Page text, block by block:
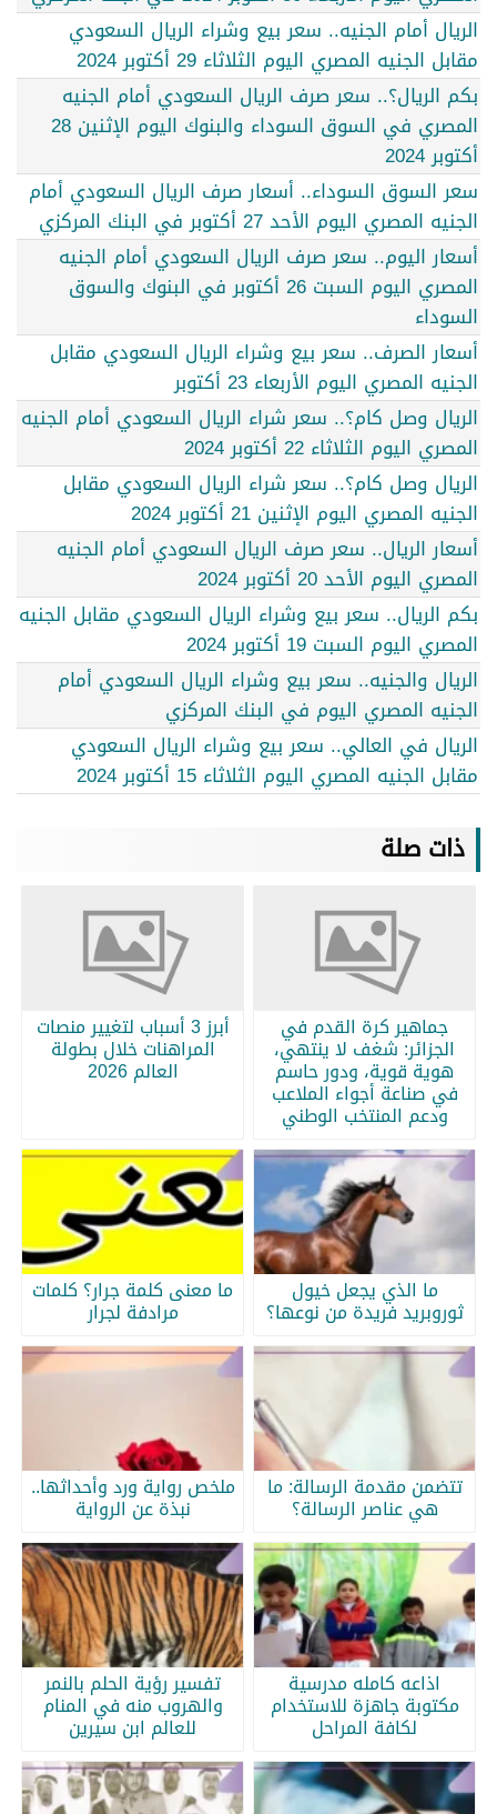
الريال أمام الجنيه.. سعر بيع وشراء الريال السعودي
مقابل الجنيه المصري اليوم الثلاثاء 29 أكتوبر 2024
بكم الريال؟.. سعر صرف الريال السعودي أمام الجنيه
المصري في السوق السوداء والبنوك اليوم الإثنين 28
أكتوبر 2024
سعر السوق السوداء.. أسعار صرف الريال السعودي أمام
الجنيه المصري اليوم الأحد 27 أكتوبر في البنك المركزي
أسعار اليوم.. سعر صرف الريال السعودي أمام الجنيه
المصري اليوم السبت 26 أكتوبر في البنوك والسوق
السوداء
أسعار الصرف.. سعر بيع وشراء الريال السعودي مقابل
الجنيه المصري اليوم الأربعاء 23 أكتوبر
الريال وصل كام؟.. سعر شراء الريال السعودي أمام الجنيه
المصري اليوم الثلاثاء 22 أكتوبر 2024
الريال وصل كام؟.. سعر شراء الريال السعودي مقابل
الجنيه المصري اليوم الإثنين 21 أكتوبر 2024
أسعار الريال.. سعر صرف الريال السعودي أمام الجنيه
المصري اليوم الأحد 20 أكتوبر 2024
بكم الريال.. سعر بيع وشراء الريال السعودي مقابل الجنيه
المصري اليوم السبت 19 أكتوبر 2024
الريال والجنيه.. سعر بيع وشراء الريال السعودي أمام
الجنيه المصري اليوم في البنك المركزي
الريال في العالي.. سعر بيع وشراء الريال السعودي
مقابل الجنيه المصري اليوم الثلاثاء 15 أكتوبر 2024
ذات صلة
جماهير كرة القدم في
الجزائر: شغف لا ينتهي،
هوية قوية، ودور حاسم
في صناعة أجواء الملاعب
ودعم المنتخب الوطني
أبرز 3 أسباب لتغيير منصات
المراهنات خلال بطولة
العالم 2026
ما الذي يجعل خيول
ثوروبريد فريدة من نوعها؟
ما معنى كلمة جرار؟ كلمات
مرادفة لجرار
تتضمن مقدمة الرسالة: ما
هي عناصر الرسالة؟
ملخص رواية ورد وأحداثها..
نبذة عن الرواية
اذاعه كامله مدرسية
مكتوبة جاهزة للاستخدام
لكافة المراحل
تفسير رؤية الحلم بالنمر
والهروب منه في المنام
للعالم ابن سيرين